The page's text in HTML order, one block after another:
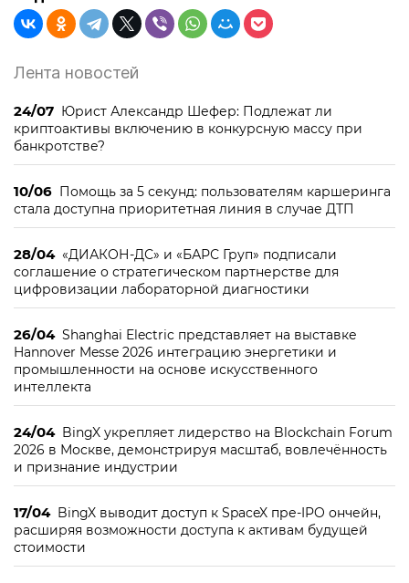
Лента новостей
24/07 Юрист Александр Шефер: Подлежат ли
криптоактивы включению в конкурсную массу при
банкротстве?
10/06 Помощь за 5 секунд: пользователям каршеринга
стала доступна приоритетная линия в случае ДТП
28/04 «ДИАКОН-ДС» и «БАРС Груп» подписали
соглашение о стратегическом партнерстве для
цифровизации лабораторной диагностики
26/04 Shanghai Electric представляет на выставке
Hannover Messe 2026 интеграцию энергетики и
промышленности на основе искусственного
интеллекта
24/04 BingX укрепляет лидерство на Blockchain Forum
2026 в Москве, демонстрируя масштаб, вовлечённость
и признание индустрии
17/04 BingX выводит доступ к SpaceX пре-IPO ончейн,
расширяя возможности доступа к активам будущей
стоимости